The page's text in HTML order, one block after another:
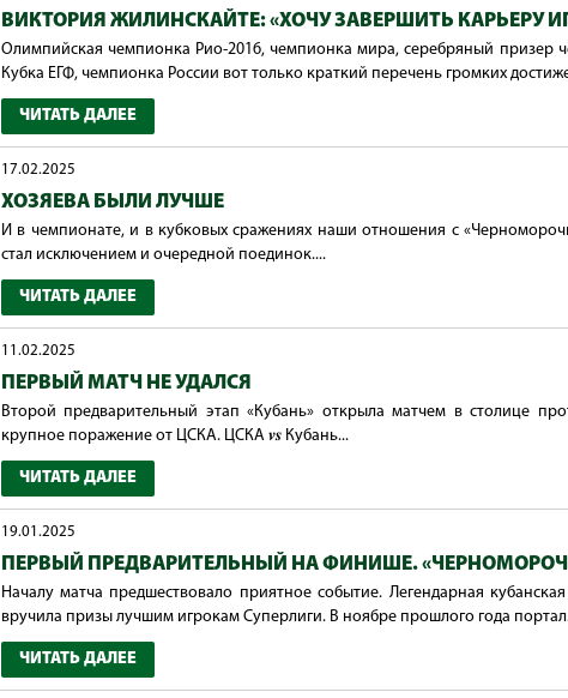
ВИКТОРИЯ ЖИЛИНСКАЙТЕ: «ХОЧУ ЗАВЕРШИТЬ КАРЬЕРУ
Олимпийская чемпионка Рио-2016, чемпионка мира, серебряный призер
Кубка ЕГФ, чемпионка России вот только краткий перечень громких
ЧИТАТЬ ДАЛЕЕ
17.02.2025
ХОЗЯЕВА БЫЛИ ЛУЧШЕ
И в чемпионате, и в кубковых сражениях наши отношения с
стал исключением и очередной поединок....
ЧИТАТЬ ДАЛЕЕ
11.02.2025
ПЕРВЫЙ МАТЧ НЕ УДАЛСЯ
Второй предварительный этап «Кубань» открыла матчем в столице
крупное поражение от ЦСКА. ЦСКА 𝒗𝒔 Кубань...
ЧИТАТЬ ДАЛЕЕ
19.01.2025
ПЕРВЫЙ ПРЕДВАРИТЕЛЬНЫЙ НА ФИНИШЕ.
Началу матча предшествовало приятное событие. Легендарная
вручила призы лучшим игрокам Суперлиги. В ноябре прошлого года
ЧИТАТЬ ДАЛЕЕ